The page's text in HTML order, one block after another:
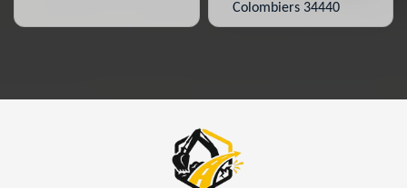
Colombiers 34440